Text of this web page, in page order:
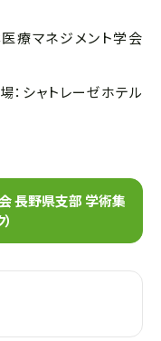
療マネジメント学会
：シャトレーゼホテル
長野県支部 学術集